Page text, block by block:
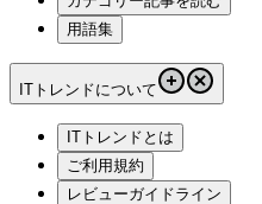
用語集
ITトレンドについて
ITトレンドとは
ご利用規約
レビューガイドライン